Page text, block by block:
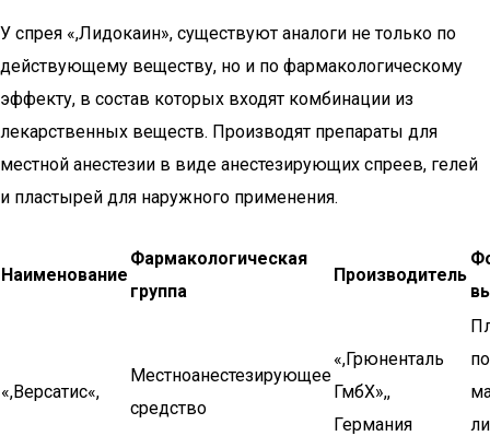
У спрея «,Лидокаин», существуют аналоги не только по
действующему веществу, но и по фармакологическому
эффекту, в состав которых входят комбинации из
лекарственных веществ. Производят препараты для
местной анестезии в виде анестезирующих спреев, гелей
и пластырей для наружного применения.
Наименование
Фармакологическая
группа
Производитель
«,Версатис«,
Местноанестезирующее
средство
«,Грюненталь
ГмбХ»,,
Германия